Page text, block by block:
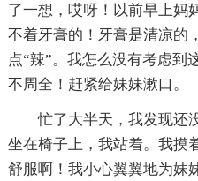
了一想，哎呀！以前早上妈
不着牙膏的！牙膏是清凉的
点“辣”。我怎么没有考虑到
不周全！赶紧给妹妹漱口。
忙了大半天，我发现还
坐在椅子上，我站着。我摸
舒服啊！我小心翼翼地为妹